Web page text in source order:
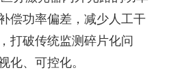
偿功率偏差，减少人工干
打破传统监测碎片化问
化、可控化。